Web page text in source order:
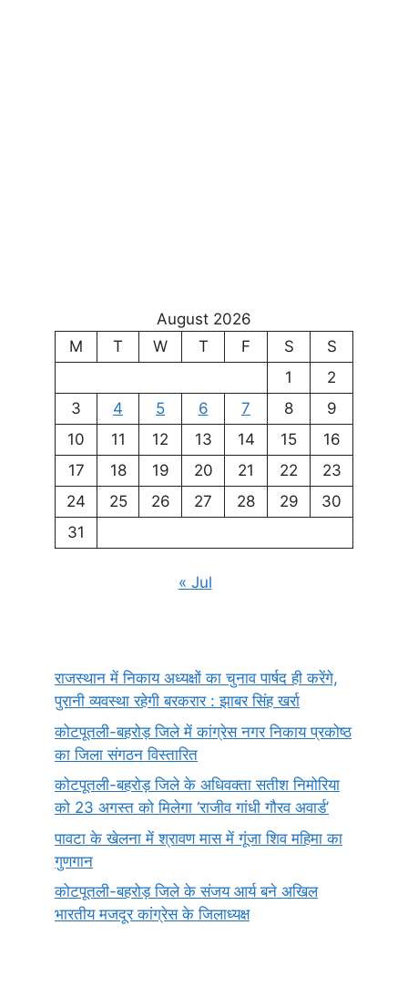
August 2026
M
T W T F S
S
1
2
3
4 5 6 7 8
9
10
11 12 13 14 15
16
17
18 19 20 21 22
23
24
25 26 27 28 29
30
31
« Jul
राजस्थान में निकाय अध्यक्षों का चुनाव पार्षद ही करेंगे,
पुरानी व्यवस्था रहेगी बरकरार : झाबर सिंह खर्रा
कोटपूतली-बहरोड़ जिले में कांग्रेस नगर निकाय प्रकोष्ठ
का जिला संगठन विस्तारित
कोटपूतली-बहरोड़ जिले के अधिवक्ता सतीश निमोरिया
को 23 अगस्त को मिलेगा ‘राजीव गांधी गौरव अवार्ड’
पावटा के खेलना में श्रावण मास में गूंजा शिव महिमा का
गुणगान
कोटपूतली-बहरोड़ जिले के संजय आर्य बने अखिल
भारतीय मजदूर कांग्रेस के जिलाध्यक्ष